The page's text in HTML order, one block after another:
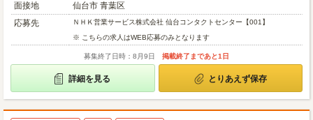
面接地
仙台市 青葉区
応募先
ＮＨＫ営業サービス株式会社 仙台コンタクトセンター【001】
※ こちらの求人はWEB応募のみとなります
募集終了日時：8月9日 掲載終了まであと1日
詳細を見る とりあえず保存